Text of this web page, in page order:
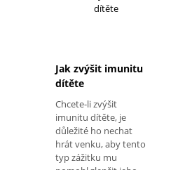
pneumonie, nebo se
podána 1-3 měsíce po
ukončení léčby a po 1
případě leukémie.
Kontraindikace
vakcíny HIV pozitivní
děti musí mít lékařsk
Jak zvýšit imunitu
dítěte
Chcete-li zvýšit
imunitu dítěte, je
důležité ho nechat
hrát venku, aby tento
typ zážitku mu